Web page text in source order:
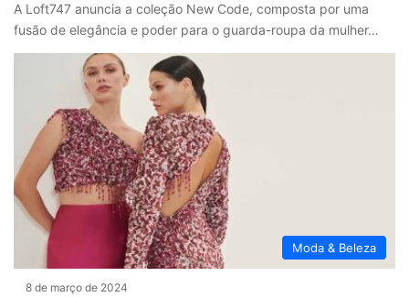
A Loft747 anuncia a coleção New Code, composta por uma
fusão de elegância e poder para o guarda-roupa da mulher…
Moda & Beleza
8 de março de 2024